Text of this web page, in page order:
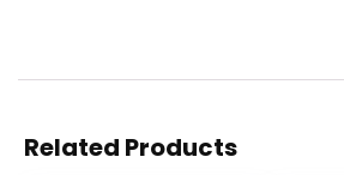
Related Products